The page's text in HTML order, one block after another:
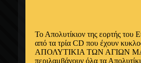
Το Απολυτίκιον της εορτής του
από τα τρία CD που έχουν
ΑΠΟΛΥΤΙΚΙΑ ΤΩΝ ΑΓΙΩΝ
περιλαμβάνουν όλα τα